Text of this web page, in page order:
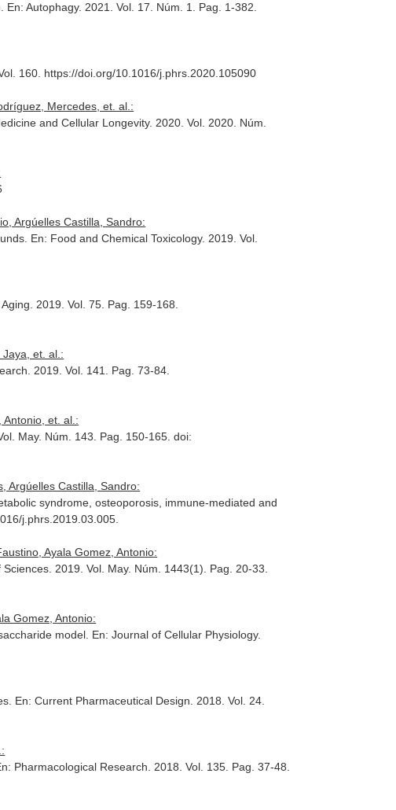
En: Autophagy. 2021. Vol. 17. Núm. 1. Pag. 1-382.
Vol. 160. https://doi.org/10.1016/j.phrs.2020.105090
Mercedes, et. al.:
and Cellular Longevity. 2020. Vol. 2020. Núm.
Argúelles Castilla, Sandro:
En: Food and Chemical Toxicology. 2019. Vol.
. 2019. Vol. 75. Pag. 159-168.
et. al.:
. 2019. Vol. 141. Pag. 73-84.
et. al.:
May. Núm. 143. Pag. 150-165. doi:
Argúelles Castilla, Sandro:
syndrome, osteoporosis, immune-mediated and
j.phrs.2019.03.005.
Ayala Gomez, Antonio:
Sciences . 2019. Vol. May. Núm. 1443(1). Pag. 20-33.
Gomez, Antonio:
model. En: Journal of Cellular Physiology.
En: Current Pharmaceutical Design . 2018. Vol. 24.
Pharmacological Research . 2018. Vol. 135. Pag. 37-48.